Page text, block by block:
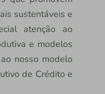
sustentáveis e
atenção ao
e modelos
nosso modelo
de Crédito e